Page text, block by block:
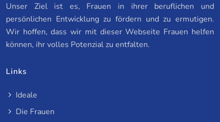
Unser Ziel ist es, Frauen in ihrer beruflichen und
persönlichen Entwicklung zu fördern und zu ermutigen.
Wir hoffen, dass wir mit dieser Webseite Frauen helfen
können, ihr volles Potenzial zu entfalten.
Links
Ideale
Die Frauen